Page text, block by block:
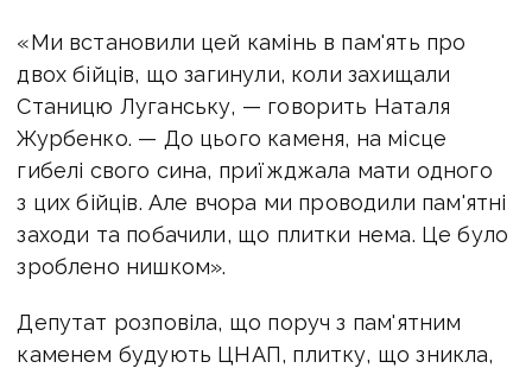
«Ми встановили цей камінь в пам'ять про
двох бійців, що загинули, коли захищали
Станицю Луганську, — говорить Наталя
Журбенко. — До цього каменя, на місце
гибелі свого сина, приїжджала мати одного
з цих бійців. Але вчора ми проводили пам'ятні
заходи та побачили, що плитки нема. Це було
зроблено нишком».
Депутат розповіла, що поруч з пам'ятним
каменем будують ЦНАП, плитку, що зникла,